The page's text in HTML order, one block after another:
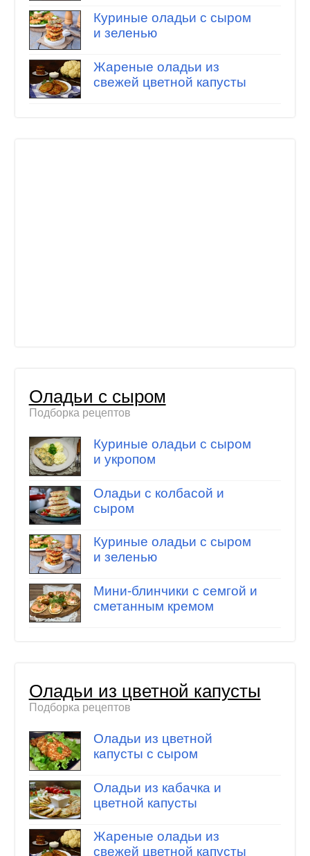
Куриные оладьи с сыром
и зеленью
Жареные оладьи из
свежей цветной капусты
Оладьи с сыром
Подборка рецептов
Куриные оладьи с сыром
и укропом
Оладьи с колбасой и
сыром
Куриные оладьи с сыром
и зеленью
Мини-блинчики с семгой и
сметанным кремом
Оладьи из цветной капусты
Подборка рецептов
Оладьи из цветной
капусты с сыром
Оладьи из кабачка и
цветной капусты
Жареные оладьи из
свежей цветной капусты